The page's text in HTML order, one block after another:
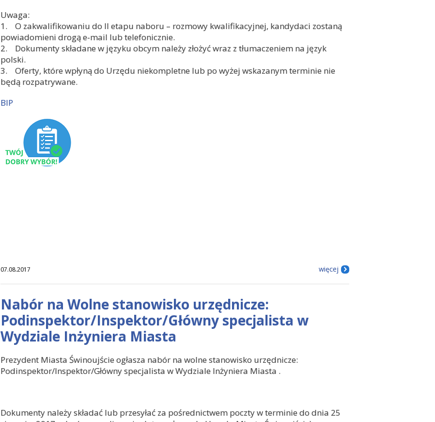
Uwaga:
1. O zakwalifikowaniu do II etapu naboru – rozmowy kwalifikacyjnej, kandydaci zostaną
powiadomieni drogą e-mail lub telefonicznie.
2. Dokumenty składane w języku obcym należy złożyć wraz z tłumaczeniem na język
polski.
3. Oferty, które wpłyną do Urzędu niekompletne lub po wyżej wskazanym terminie nie
będą rozpatrywane.
BIP
07.08.2017 więcej
Nabór na Wolne stanowisko urzędnicze:
Podinspektor/Inspektor/Główny specjalista w
Wydziale Inżyniera Miasta
Prezydent Miasta Świnoujście ogłasza nabór na wolne stanowisko urzędnicze:
Podinspektor/Inspektor/Główny specjalista w Wydziale Inżyniera Miasta .
Dokumenty należy składać lub przesyłać za pośrednictwem poczty w terminie do dnia 25